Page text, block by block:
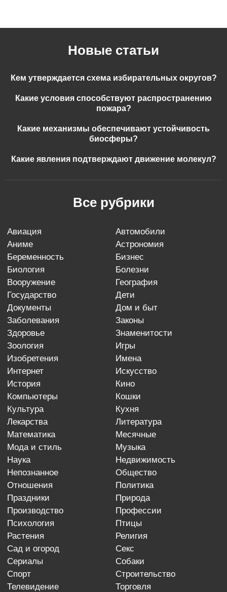
Новые статьи
Кем утверждается схема избирательных округов?
Какие условия способствуют распространению
пожара?
Какие механизмы обеспечивают устойчивость
биосферы?
Какие явления подтверждают движение молекул?
Все рубрики
авиация
автомобили
аниме
астрономия
беременность
бизнес
биология
болезни
вооружение
география
государство
дети
документы
дом и быт
заболевания
законы
здоровье
знаменитости
зоология
игры
изобретения
имена
интернет
искусство
история
кино
компьютеры
кошки
культура
кухня
лекарства
литература
математика
месячные
мода и стиль
музыка
наука
недвижимость
непознанное
общество
отношения
политика
праздники
природа
производство
профессии
психология
птицы
растения
религия
сад и огород
секс
сериалы
собаки
спорт
строительство
телевидение
торговля